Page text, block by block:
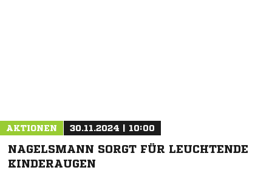
AKTIONEN 30.11.2024 | 10:00
NAGELSMANN SORGT FÜR LEUCHTENDE
KINDERAUGEN